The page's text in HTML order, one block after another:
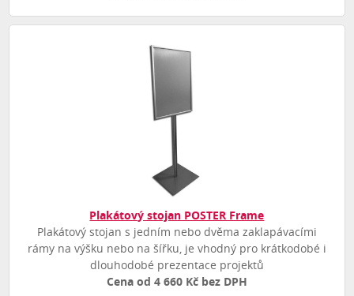
Plakátový stojan POSTER Frame
Plakátový stojan s jedním nebo dvěma zaklapávacími
rámy na výšku nebo na šířku, je vhodný pro krátkodobé i
dlouhodobé prezentace projektů
Cena od 4 660 Kč bez DPH